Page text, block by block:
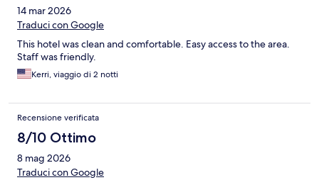
14 mar 2026
Traduci con Google
This hotel was clean and comfortable. Easy access to the area.
Staff was friendly.
Kerri, viaggio di 2 notti
Recensione verificata
8/10 Ottimo
8 mag 2026
Traduci con Google